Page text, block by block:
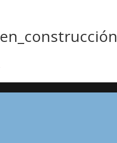
en_construcción